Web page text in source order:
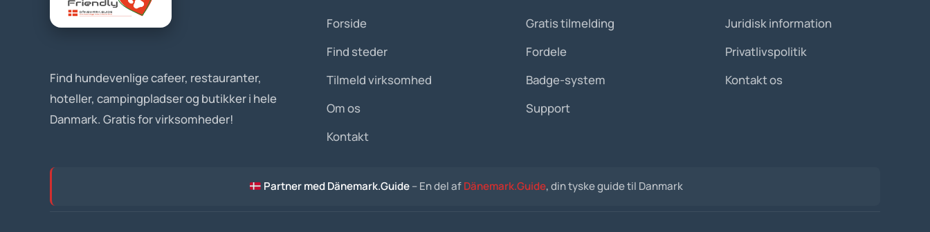
Find hundevenlige cafeer, restauranter,
hoteller, campingpladser og butikker i hele
Danmark. Gratis for virksomheder!
Forside
Find steder
Tilmeld virksomhed
Om os
Kontakt
Gratis tilmelding
Fordele
Badge-system
Support
Juridisk information
Privatlivspolitik
Kontakt os
Partner med Dänemark.Guide– En del afDänemark.Guide, din tyske guide til Danmark